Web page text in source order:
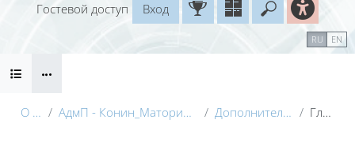
Введите
Гостевой доступ
Вход
RU EN
Блоки
О курсе АдмП - Конин_Маторина (Электронный курс)_Демо Дополнительные материалы Глоссарий